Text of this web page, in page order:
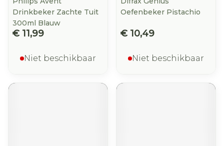
Drinkbeker Zachte Tuit
300ml Blauw
€ 11,99
Niet beschikbaar
Oefenbeker Pistachio
€ 10,49
Niet beschikbaar